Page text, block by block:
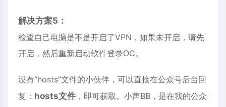
解决方案5：
检查自己电脑是不是开启了VPN，如果未开启，请先
开启，然后重新启动软件登录OC。
没有“hosts”文件的小伙伴，可以直接在公众号后台回
复： hosts文件 ，即可获取。小声BB，是在我的公众